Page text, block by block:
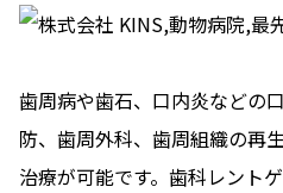
歯周病や歯石、口内炎などの
防、歯周外科、歯周組織の再
治療が可能です。歯科レント